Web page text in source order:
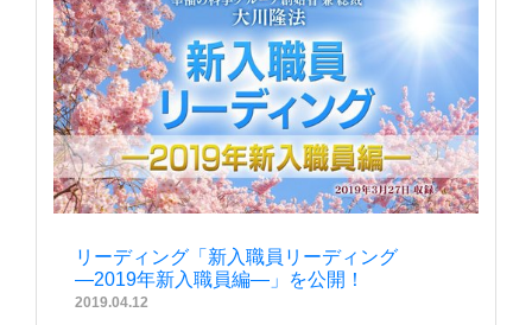
リーディング「新入職員リーディング
―2019年新入職員編―」を公開！
2019.04.12